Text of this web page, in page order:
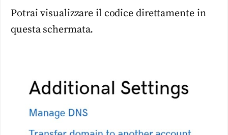
Potrai visualizzare il codice direttamente in
questa schermata.